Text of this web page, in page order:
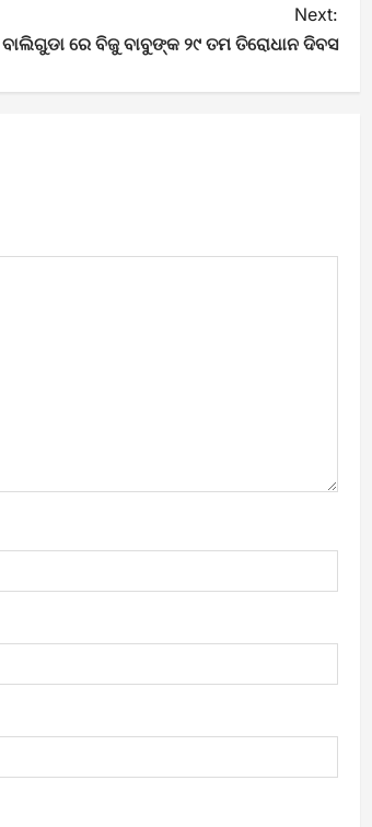
Next:
ବାଲିଗୁଡା ରେ ବିଜୁ ବାବୁଙ୍କ ୨୯ ତମ ତିରୋଧାନ ଦିବସ